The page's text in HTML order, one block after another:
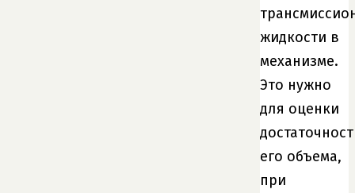
жидкости в
механизме.
Это нужно
для оценки
его объема,
при